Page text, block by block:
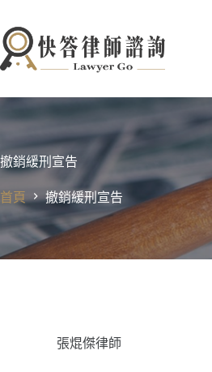
至
主
要
撤銷緩刑宣告
首頁 撤銷緩刑宣告
張焜傑律師